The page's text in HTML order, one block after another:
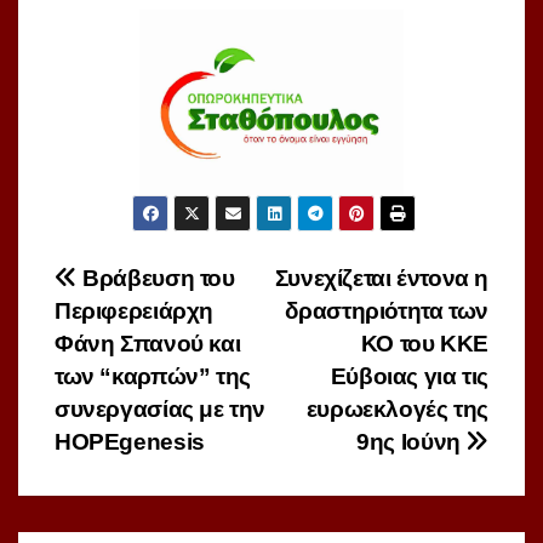
Πλοήγηση
άρθρων
Συνεχίζεται έντονα η
δραστηριότητα των
ΚΟ του ΚΚΕ
Εύβοιας για τις
ευρωεκλογές της
9ης Ιούνη
Βράβευση του
Περιφερειάρχη
Φάνη Σπανού και
των “καρπών” της
συνεργασίας με την
HOPEgenesis